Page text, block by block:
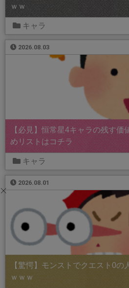
ｗｗ
キャラ
2026.08.03
【必見】恒常星4キャラの残す価
めリストはコチラ
キャラ
2026.08.01
【驚愕】モンストでクエスト0の
ｗｗｗ